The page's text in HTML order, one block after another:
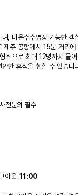
, 미온수수영장 가능한 객
제주 공항에서 15분 거리
식으로 최대 12명까지 들
한 휴식을 취할 수 있습니
전문의 필수
아웃 11:00